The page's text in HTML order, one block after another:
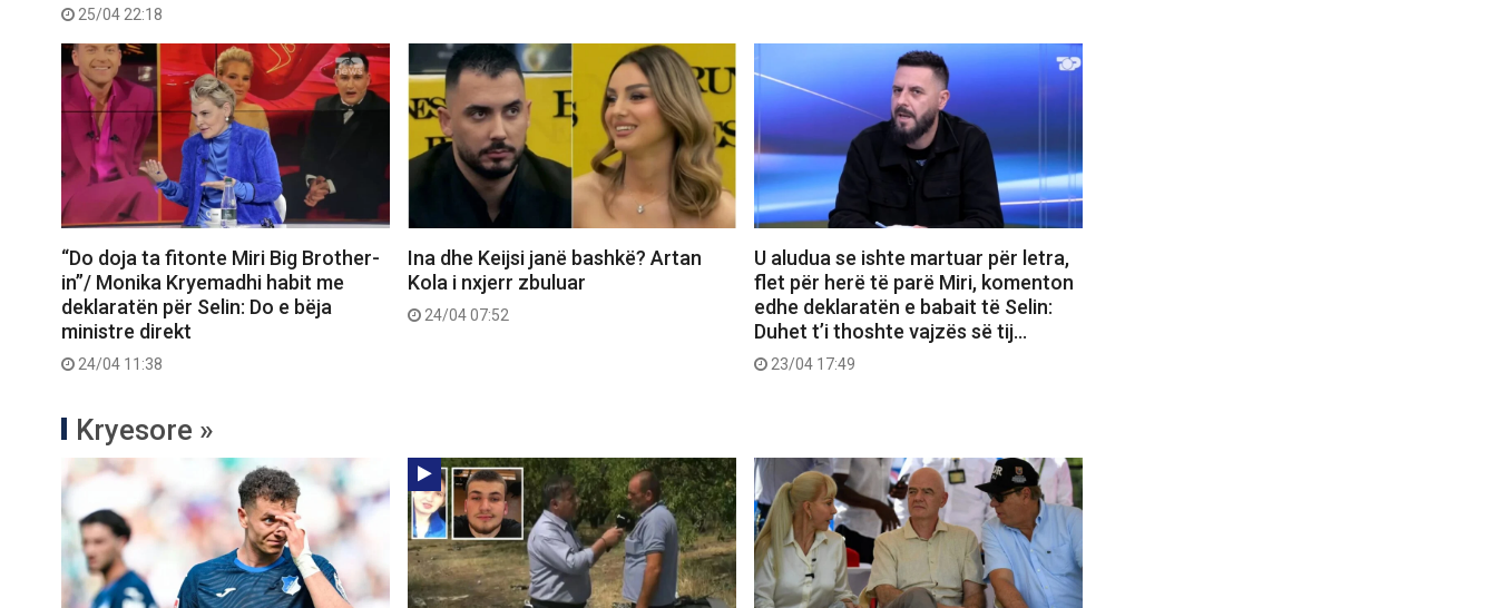
25/04 22:18
“Do doja ta fitonte Miri Big Brother-
in”/ Monika Kryemadhi habit me
deklaratën për Selin: Do e bëja
ministre direkt
24/04 11:38
Ina dhe Keijsi janë bashkë? Artan
Kola i nxjerr zbuluar
24/04 07:52
U aludua se ishte martuar për letra,
flet për herë të parë Miri, komenton
edhe deklaratën e babait të Selin:
Duhet t’i thoshte vajzës së tij…
23/04 17:49
Kryesore »